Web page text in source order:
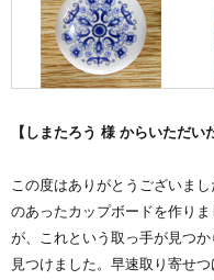
【しまたろう 様 からいただい
この度はありがとうございま
のあったカップボードを作り
が、これという取っ手が見つ
見つけました。早速取り寄せ